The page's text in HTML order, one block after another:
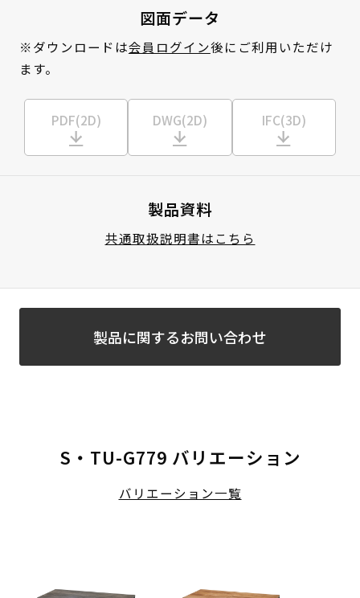
図面データ
※ダウンロードは会員ログイン後にご利用いただけ
ます。
PDF(2D) DWG(2D) IFC(3D)
製品資料
共通取扱説明書はこちら
製品に関するお問い合わせ
S・TU-G779 バリエーション
バリエーション一覧